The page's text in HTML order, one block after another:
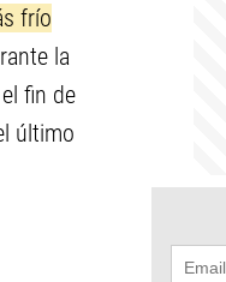
frío
la
fin de
último